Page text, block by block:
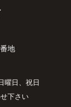
地
曜日、祝日
下さい